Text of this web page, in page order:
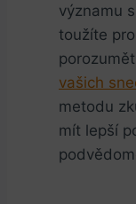
významu⁤
toužíte
vašich
metodu
mít lepší